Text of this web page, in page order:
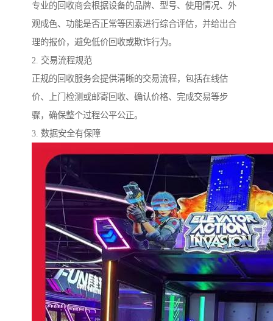
专业的回收商会根据设备的品牌、型号、使用情况、外
观成色、功能是否正常等因素进行综合评估，并给出合
理的报价，避免低价回收或欺诈行为。
2. 交易流程规范
正规的回收服务会提供清晰的交易流程，包括在线估
价、上门检测或邮寄回收、确认价格、完成交易等步
骤，确保整个过程公平公正。
3. 数据安全有保障